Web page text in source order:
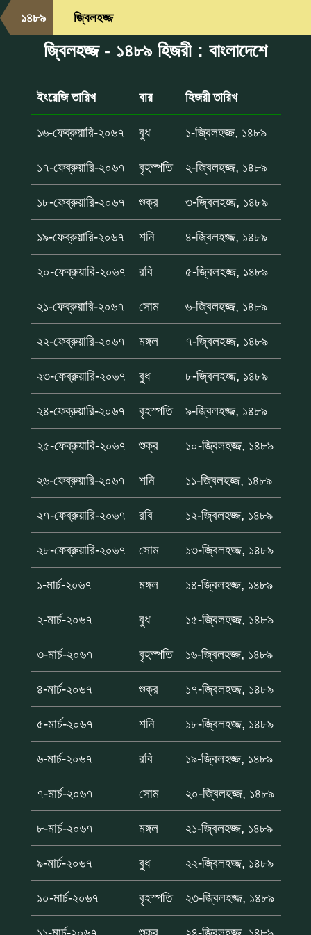
১৪৮৯ জ্বিলহজ্জ
জ্বিলহজ্জ - ১৪৮৯ হিজরী : বাংলাদেশে
ইংরেজি তারিখ বার হিজরী তারিখ
১৬-ফেব্রুয়ারি-২০৬৭ বুধ ১-জ্বিলহজ্জ, ১৪৮৯
১৭-ফেব্রুয়ারি-২০৬৭ বৃহস্পতি ২-জ্বিলহজ্জ, ১৪৮৯
১৮-ফেব্রুয়ারি-২০৬৭ শুক্র ৩-জ্বিলহজ্জ, ১৪৮৯
১৯-ফেব্রুয়ারি-২০৬৭ শনি ৪-জ্বিলহজ্জ, ১৪৮৯
২০-ফেব্রুয়ারি-২০৬৭ রবি ৫-জ্বিলহজ্জ, ১৪৮৯
২১-ফেব্রুয়ারি-২০৬৭ সোম ৬-জ্বিলহজ্জ, ১৪৮৯
২২-ফেব্রুয়ারি-২০৬৭ মঙ্গল ৭-জ্বিলহজ্জ, ১৪৮৯
২৩-ফেব্রুয়ারি-২০৬৭ বুধ ৮-জ্বিলহজ্জ, ১৪৮৯
২৪-ফেব্রুয়ারি-২০৬৭ বৃহস্পতি ৯-জ্বিলহজ্জ, ১৪৮৯
২৫-ফেব্রুয়ারি-২০৬৭ শুক্র ১০-জ্বিলহজ্জ, ১৪৮৯
২৬-ফেব্রুয়ারি-২০৬৭ শনি ১১-জ্বিলহজ্জ, ১৪৮৯
২৭-ফেব্রুয়ারি-২০৬৭ রবি ১২-জ্বিলহজ্জ, ১৪৮৯
২৮-ফেব্রুয়ারি-২০৬৭ সোম ১৩-জ্বিলহজ্জ, ১৪৮৯
১-মার্চ-২০৬৭ মঙ্গল ১৪-জ্বিলহজ্জ, ১৪৮৯
২-মার্চ-২০৬৭ বুধ ১৫-জ্বিলহজ্জ, ১৪৮৯
৩-মার্চ-২০৬৭ বৃহস্পতি ১৬-জ্বিলহজ্জ, ১৪৮৯
৪-মার্চ-২০৬৭ শুক্র ১৭-জ্বিলহজ্জ, ১৪৮৯
৫-মার্চ-২০৬৭ শনি ১৮-জ্বিলহজ্জ, ১৪৮৯
৬-মার্চ-২০৬৭ রবি ১৯-জ্বিলহজ্জ, ১৪৮৯
৭-মার্চ-২০৬৭ সোম ২০-জ্বিলহজ্জ, ১৪৮৯
৮-মার্চ-২০৬৭ মঙ্গল ২১-জ্বিলহজ্জ, ১৪৮৯
৯-মার্চ-২০৬৭ বুধ ২২-জ্বিলহজ্জ, ১৪৮৯
১০-মার্চ-২০৬৭ বৃহস্পতি ২৩-জ্বিলহজ্জ, ১৪৮৯